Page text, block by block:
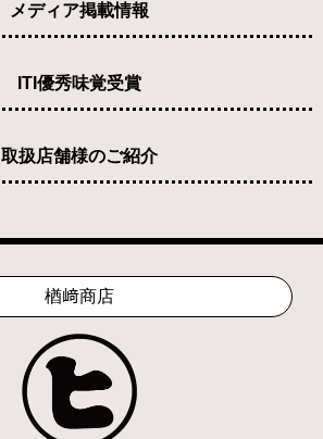
メディア掲載情報
ITI優秀味覚受賞
取扱店舗様のご紹介
楢﨑商店